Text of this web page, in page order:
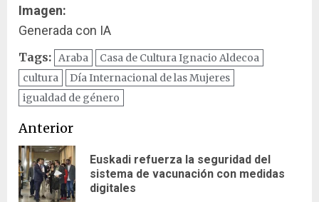
Imagen:
Generada con IA
Tags: Araba
Casa de Cultura Ignacio Aldecoa
cultura
Día Internacional de las Mujeres
igualdad de género
Navegación
de
entradas
Anterior
Euskadi refuerza la seguridad del
sistema de vacunación con medidas
digitales